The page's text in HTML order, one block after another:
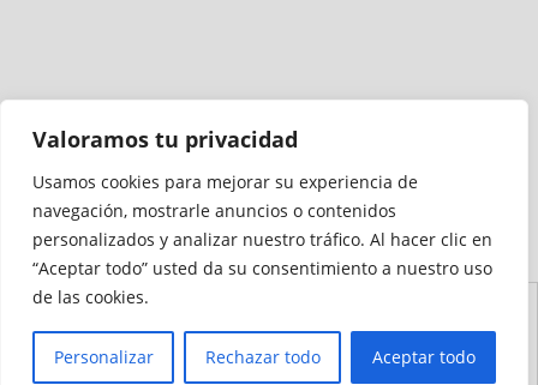
Valoramos tu privacidad
Usamos cookies para mejorar su experiencia de
navegación, mostrarle anuncios o contenidos
personalizados y analizar nuestro tráfico. Al hacer clic en
“Aceptar todo” usted da su consentimiento a nuestro uso
de las cookies.
Personalizar Rechazar todo Aceptar todo
Medio auditado por
Accesibilidad
Sitio
Cookies
Privacidad